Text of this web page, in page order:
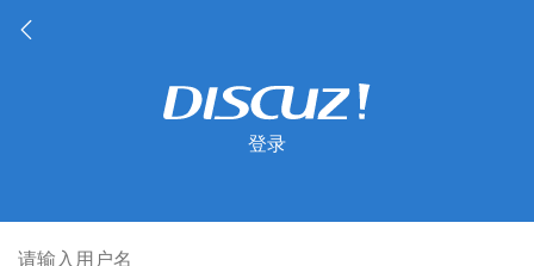
登录